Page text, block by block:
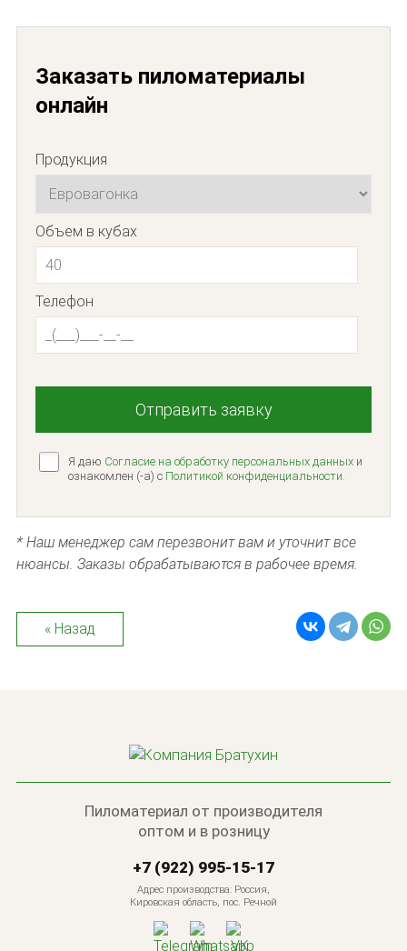
Заказать пиломатериалы
онлайн
Продукция
Объем в кубах
Телефон
Я даю Согласие на обработку персональных данныхи
ознакомлен (-а) c Политикой конфиденциальности.
* Наш менеджер сам перезвонит вам и уточнит все
нюансы. Заказы обрабатываются в рабочее время.
« Назад
Пиломатериал от производителя
оптом и в розницу
+7 (922) 995-15-17
Адрес производства: Россия,
Кировская область, пос. Речной